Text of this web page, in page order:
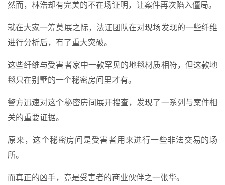
然而，林浩却有完美的不在场证明，让案件再次陷入僵局。
就在大家一筹莫展之际，法证团队在对现场发现的一些纤维
进行分析后，有了重大突破。
这些纤维与受害者家中一款罕见的地毯材质相符，但这款地
毯只在别墅的一个秘密房间里才有。
警方迅速对这个秘密房间展开搜查，发现了一系列与案件相
关的重要证据。
原来，这个秘密房间是受害者用来进行一些非法交易的场
所。
而真正的凶手，竟是受害者的商业伙伴之一张华。